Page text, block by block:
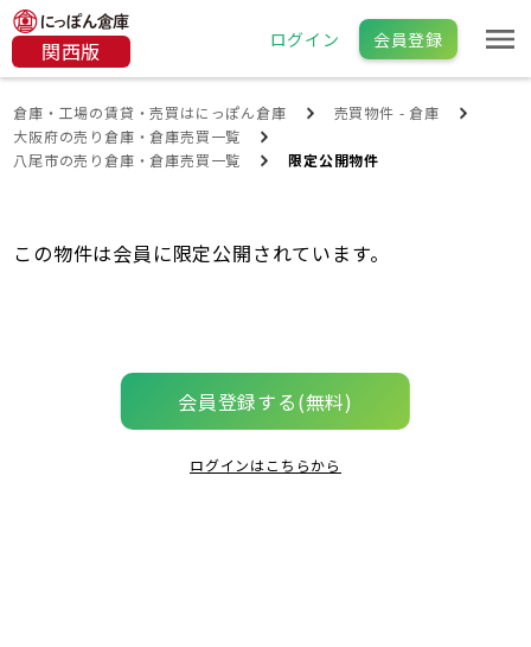
関西版 ログイン 会員登録
倉庫・工場の賃貸・売買はにっぽん倉庫
売買物件 - 倉庫
大阪府の売り倉庫・倉庫売買一覧
八尾市の売り倉庫・倉庫売買一覧
限定公開物件
この物件は会員に限定公開されています。
会員登録する(無料)
ログインはこちらから